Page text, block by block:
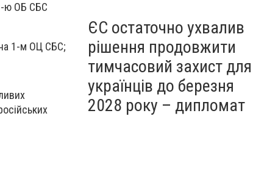
ю ОБ СБС
1-м ОЦ СБС;
ЄС остаточно ухвалив
рішення продовжити
тимчасовий захист для
українців до березня
2028 року – дипломат